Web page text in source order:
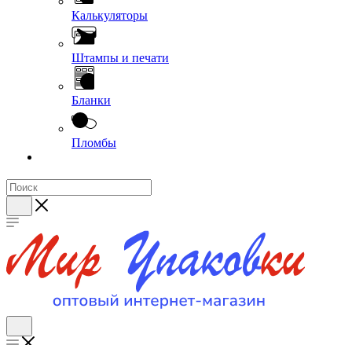
Калькуляторы
Штампы и печати
Бланки
Пломбы